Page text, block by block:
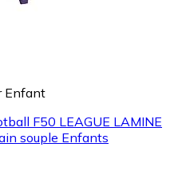
Enfant
F50 LEAGUE LAMINE
souple Enfants